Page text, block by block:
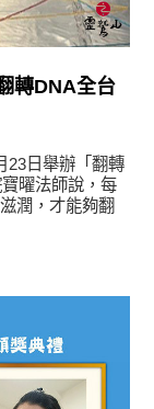
轉DNA全台
23日舉辦「翻轉
曜法師說，每
潤，才能夠翻